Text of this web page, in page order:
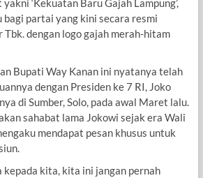
‘Kekuatan Baru Gajah Lampung’,
bagi partai yang kini secara resmi
dengan logo gajah merah-hitam
Bupati Way Kanan ini nyatanya telah
dengan Presiden ke 7 RI, Joko
di Sumber, Solo, pada awal Maret lalu.
sahabat lama Jokowi sejak era Wali
mendapat pesan khusus untuk
kepada kita, kita ini jangan pernah